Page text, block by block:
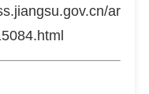
ar